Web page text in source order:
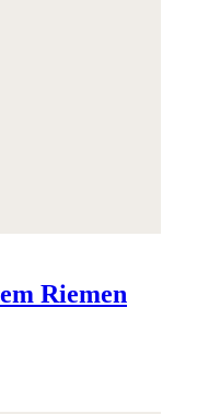
Riemen